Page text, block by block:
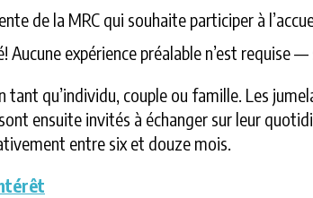
de la MRC qui souhaite participer à
Aucune expérience préalable n’est requise
tant qu’individu, couple ou famille. Les
ensuite invités à échanger sur leur
entre six et douze mois.